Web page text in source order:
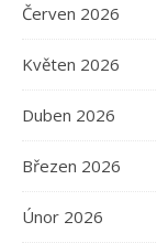
Červen 2026
Květen 2026
Duben 2026
Březen 2026
Únor 2026